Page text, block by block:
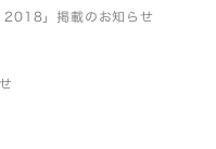
2018」掲載のお知らせ